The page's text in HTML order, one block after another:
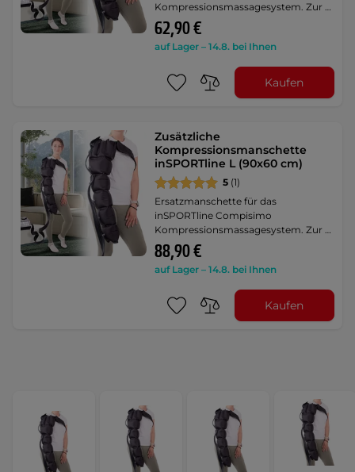
Kompressionsmassagesystem. Zur …
62,90 €
auf Lager – 14.8. bei Ihnen
Kaufen
Zusätzliche
Kompressionsmanschette
inSPORTline L (90x60 cm)
5 (1)
Ersatzmanschette für das
inSPORTline Compisimo
Kompressionsmassagesystem. Zur …
88,90 €
auf Lager – 14.8. bei Ihnen
Kaufen